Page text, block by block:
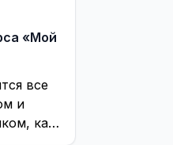
«Мой
все
и
как